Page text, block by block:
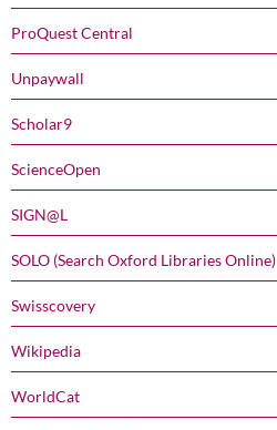
ProQuest Central
Unpaywall
Scholar9
ScienceOpen
SIGN@L
SOLO (Search Oxford Libraries Online)
Swisscovery
Wikipedia
WorldCat